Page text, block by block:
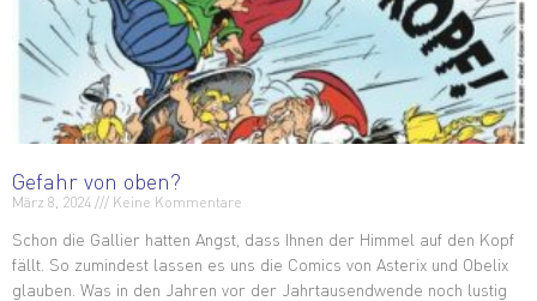
Gefahr von oben?
März 8, 2024 Keine Kommentare
Schon die Gallier hatten Angst, dass Ihnen der Himmel auf den Kopf
fällt. So zumindest lassen es uns die Comics von Asterix und Obelix
glauben. Was in den Jahren vor der Jahrtausendwende noch lustig